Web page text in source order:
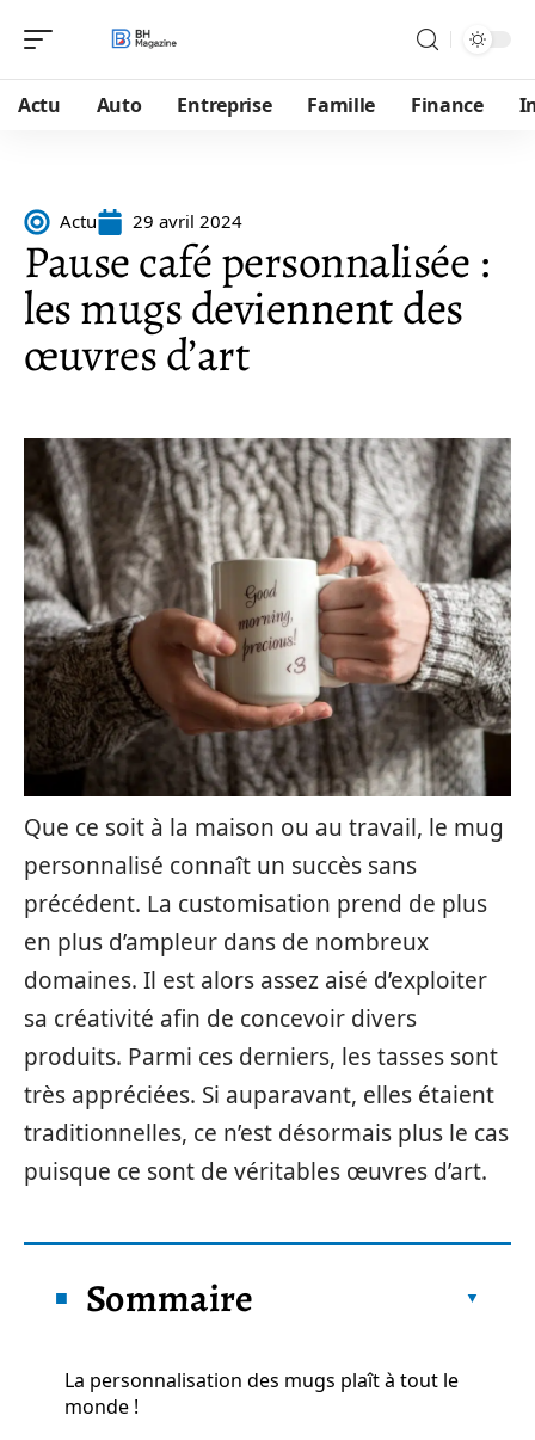
Actu Auto Entreprise Famille Finance
Actu 29 avril 2024
Pause café personnalisée :
les mugs deviennent des
œuvres d’art
Que ce soit à la maison ou au travail, le mug
personnalisé connaît un succès sans
précédent. La customisation prend de plus
en plus d’ampleur dans de nombreux
domaines. Il est alors assez aisé d’exploiter
sa créativité afin de concevoir divers
produits. Parmi ces derniers, les tasses sont
très appréciées. Si auparavant, elles étaient
traditionnelles, ce n’est désormais plus le cas
puisque ce sont de véritables œuvres d’art.
Sommaire
La personnalisation des mugs plaît à tout le
monde !